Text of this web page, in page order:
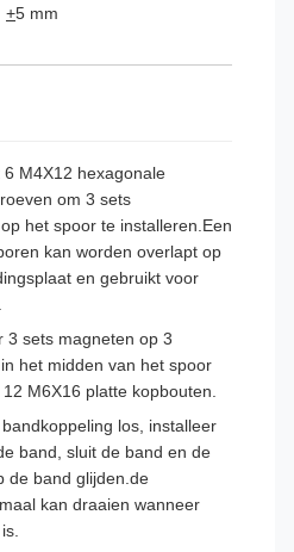
+5 mm
M4X12 hexagonale
om 3 sets
het spoor te installeren.Een
kan worden overlapt op
en gebruikt voor
3 sets magneten op 3
het midden van het spoor
M6X16 platte kopbouten.
los, installeer
band, sluit de band en de
de band glijden.de
kan draaien wanneer